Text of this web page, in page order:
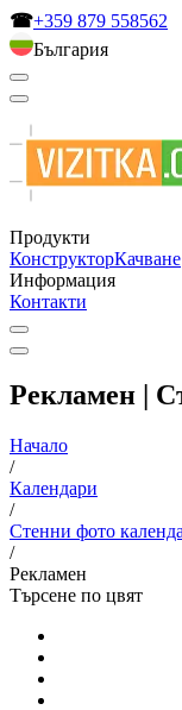
☎+359 879 558562
България
Продукти
КонструкторКачване
Информация
Контакти
Рекламен |
Начало
/
Календари
/
Стенни фото
/
Рекламен
Търсене по цвят